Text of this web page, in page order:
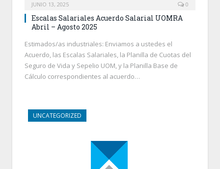
JUNIO 13, 2025 0
Escalas Salariales Acuerdo Salarial UOMRA
Abril – Agosto 2025
Estimados/as industriales: Enviamos a ustedes el
Acuerdo, las Escalas Salariales, la Planilla de Cuotas del
Seguro de Vida y Sepelio UOM, y la Planilla Base de
Cálculo correspondientes al acuerdo…
UNCATEGORIZED